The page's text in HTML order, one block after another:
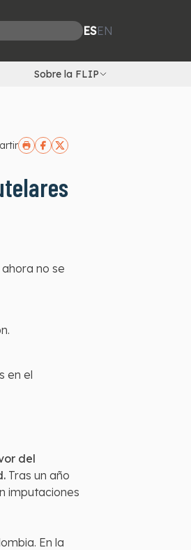
ESEN
Sobre la FLIP
no se
en el
del
Tras un año
imputaciones
En la